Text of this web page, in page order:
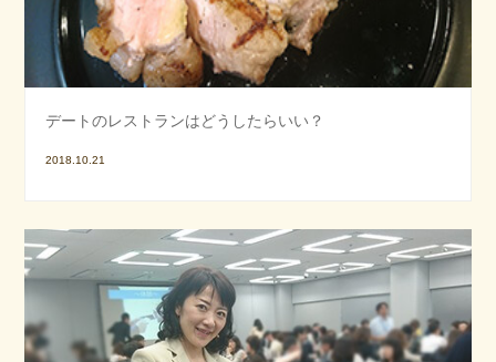
デートのレストランはどうしたらいい？
2018.10.21